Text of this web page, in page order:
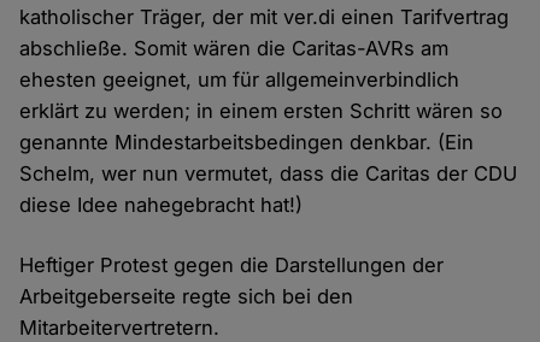
katholischer Träger, der mit ver.di einen Tarifvertrag
abschließe. Somit wären die Caritas-AVRs am
ehesten geeignet, um für allgemeinverbindlich
erklärt zu werden; in einem ersten Schritt wären so
genannte Mindestarbeitsbedingen denkbar. (Ein
Schelm, wer nun vermutet, dass die Caritas der CDU
diese Idee nahegebracht hat!)
Heftiger Protest gegen die Darstellungen der
Arbeitgeberseite regte sich bei den
Mitarbeitervertretern.